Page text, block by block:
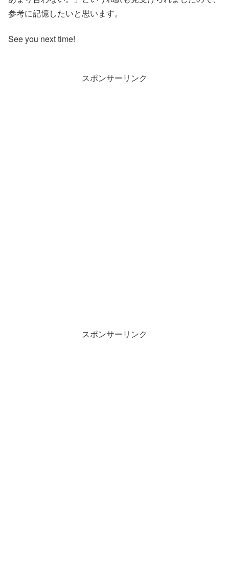
参考に記憶したいと思います。
See you next time!
スポンサーリンク
スポンサーリンク